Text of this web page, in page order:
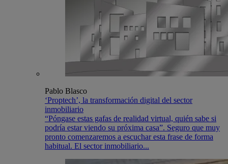
Pablo Blasco
‘Proptech’, la transformación digital del sector
inmobiliario
“Póngase estas gafas de realidad virtual, quién sabe si
podría estar viendo su próxima casa”. Seguro que muy
pronto comenzaremos a escuchar esta frase de forma
habitual. El sector inmobiliario...